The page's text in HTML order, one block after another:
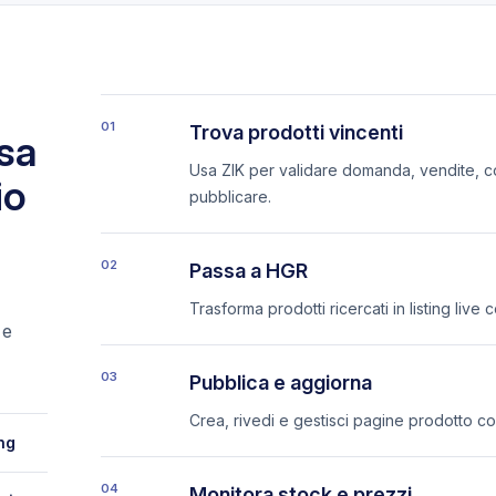
01 Trova prodotti vincenti
Usa ZIK per validare domanda, vendite,
pubblicare.
02 Passa a HGR
Trasforma prodotti ricercati in listing live
03 Pubblica e aggiorna
Crea, rivedi e gestisci pagine prodotto
04